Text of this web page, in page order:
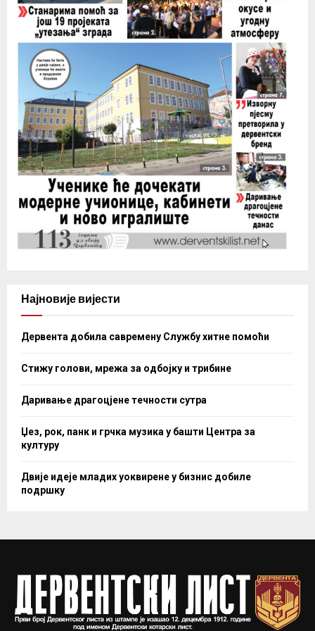
Најновије вијести
Дервента добила савремену Службу хитне помоћи
Стижу голови, мрежа за одбојку и трибине
Даривање драгоцјене течности сутра
Џез, рок, панк и грчка музика у башти Центра за
културу
Двије идеје младих уоквирене у бизнис добиле
подршку